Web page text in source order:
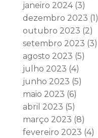
janeiro 2024(3)
dezembro 2023 (1)
outubro 2023 (2)
setembro 2023 (3)
agosto 2023 (5)
julho 2023 (4)
junho 2023 (5)
maio 2023 (6)
abril 2023 (5)
março 2023 (8)
fevereiro 2023 (4)